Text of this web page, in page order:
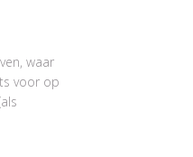
waar
voor op